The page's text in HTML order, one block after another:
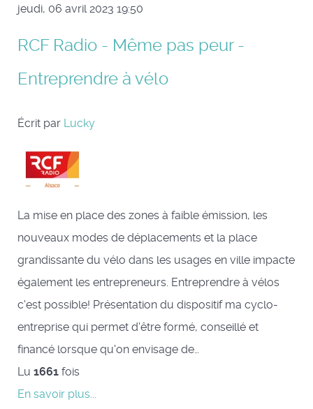
jeudi, 06 avril 2023 19:50
RCF Radio - Même pas peur -
Entreprendre à vélo
Écrit par Lucky
La mise en place des zones à faible émission, les
nouveaux modes de déplacements et la place
grandissante du vélo dans les usages en ville impacte
également les entrepreneurs. Entreprendre à vélos
c'est possible! Présentation du dispositif ma cyclo-
entreprise qui permet d'être formé, conseillé et
financé lorsque qu'on envisage de…
Lu 1661 fois
En savoir plus...